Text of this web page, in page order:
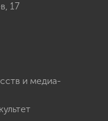
17
и медиа-